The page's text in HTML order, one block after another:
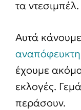
τα ντεσιμπέλ.
Αυτά
έχουμε ακόμα
εκλογές.
περάσουν.